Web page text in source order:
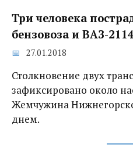
Три человека
бензовоза и ВАЗ-
27.01.2018
Столкновение двух
зафиксировано около
Жемчужина
днем.